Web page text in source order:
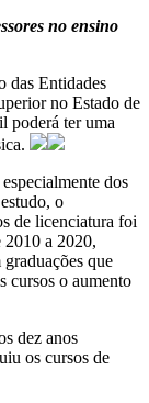
no ensino
das Entidades
no Estado de
poderá ter uma
dos
o
de licenciatura foi
2010 a 2020,
que
cursos o aumento
dez anos
os cursos de